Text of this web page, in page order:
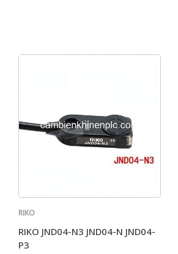
RIKO
RIKO JND04-N3 JND04-N JND04-
P3